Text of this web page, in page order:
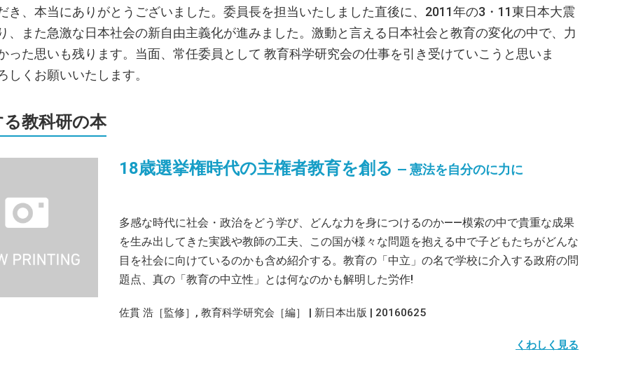
き、本当にありがとうございました。委員長を担当いたしました直後に、2011年の3・11東日本大震
、また急激な日本社会の新自由主義化が進みました。激動と言える日本社会と教育の変化の中で、力
った思いも残ります。当面、常任委員として 教育科学研究会の仕事を引き受けていこうと思いま
しくお願いいたします。
る教科研の本
18歳選挙権時代の主権者教育を創る ― 憲法を自分のに力に
多感な時代に社会・政治をどう学び、どんな力を身につけるのか――模索の中で貴重な成果
を生み出してきた実践や教師の工夫、この国が様々な問題を抱える中で子どもたちがどんな
目を社会に向けているのかも含め紹介する。教育の「中立」の名で学校に介入する政府の問
題点、真の「教育の中立性」とは何なのかも解明した労作!
佐貫 浩［監修］, 教育科学研究会［編］ | 新日本出版 | 20160625
くわしく見る